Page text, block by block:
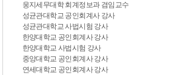
웅지세무대학 회계정보과 겸임교수
성균관대학교 공인회계사 강사
성균관대학교 사법시험 강사
한양대학교 공인회계사 강사
한양대학교 사법시험 강사
중앙대학교 공인회계사 강사
연세대학교 공인회계사 강사